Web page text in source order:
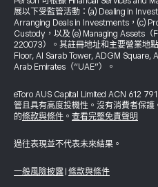
展以下受監管活動：(a) Dealing in
Arranging Deals in Investments，(c)
Custody，以及 (e) Managing Assets（
220073）。其註冊地址和主要營業地
Floor, Al Sarab Tower, ADGM Square,
Arab Emirates（“UAE”）。
eToro AUS Capital Limited ACN 612
管且具有高度投機性。沒有消費者保
的條款與條件 。 查看完整免責聲明
過往表現並不代表未來結果。
一般風險披露 條款與條件